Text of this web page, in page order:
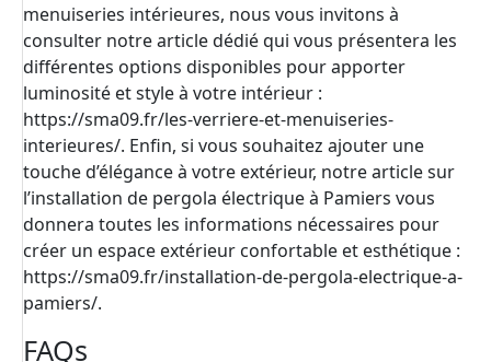
menuiseries intérieures, nous vous invitons à
consulter notre article dédié qui vous présentera les
différentes options disponibles pour apporter
luminosité et style à votre intérieur :
https://sma09.fr/les-verriere-et-menuiseries-
interieures/. Enfin, si vous souhaitez ajouter une
touche d’élégance à votre extérieur, notre article sur
l’installation de pergola électrique à Pamiers vous
donnera toutes les informations nécessaires pour
créer un espace extérieur confortable et esthétique :
https://sma09.fr/installation-de-pergola-electrique-a-
pamiers/.
FAQs